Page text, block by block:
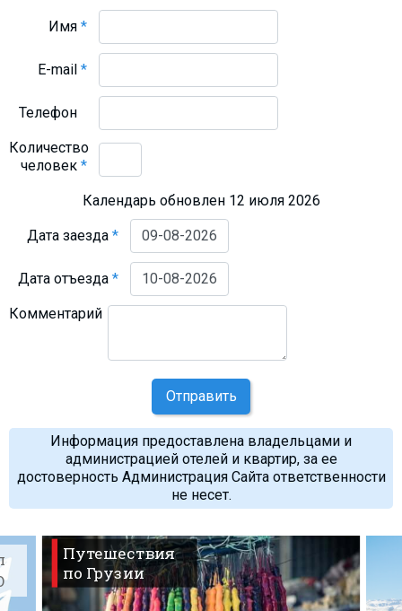
Имя*
E-mail*
Телефон
Количество
человек*
Календарь обновлен 12 июля 2026
Дата заезда*
Дата отъезда*
Комментарий
Отправить
Информация предоставлена владельцами и
администрацией отелей и квартир, за ее
достоверность Администрация Сайта ответственности
не несет.
Путешествия
по Грузии